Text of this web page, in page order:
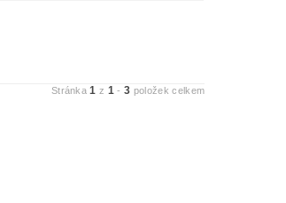
Stránka1 z 1 -3 položek celkem